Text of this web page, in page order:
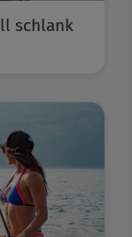
schlank